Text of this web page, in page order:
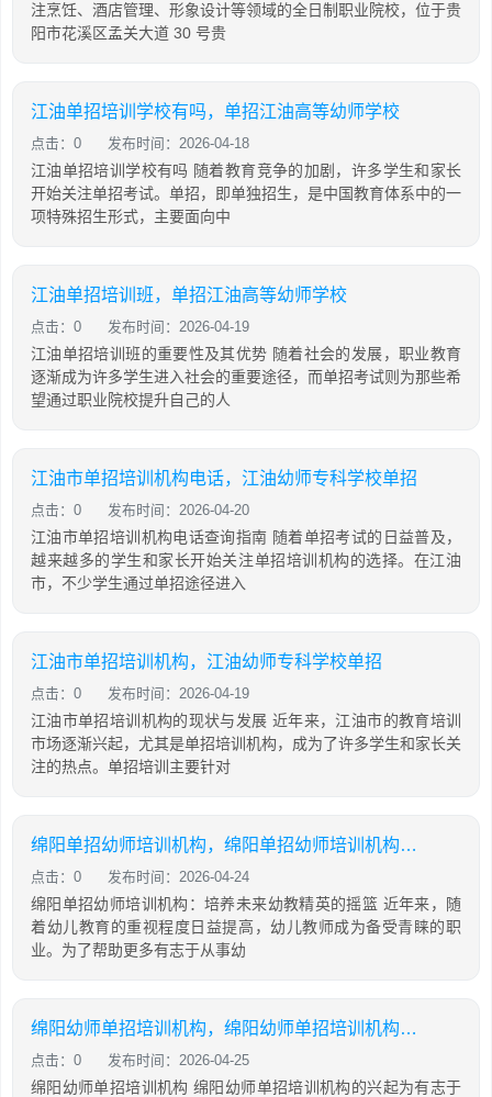
注烹饪、酒店管理、形象设计等领域的全日制职业院校，位于贵
阳市花溪区孟关大道 30 号贵
江油单招培训学校有吗，单招江油高等幼师学校
点击：0 发布时间：2026-04-18
江油单招培训学校有吗 随着教育竞争的加剧，许多学生和家长
开始关注单招考试。单招，即单独招生，是中国教育体系中的一
项特殊招生形式，主要面向中
江油单招培训班，单招江油高等幼师学校
点击：0 发布时间：2026-04-19
江油单招培训班的重要性及其优势 随着社会的发展，职业教育
逐渐成为许多学生进入社会的重要途径，而单招考试则为那些希
望通过职业院校提升自己的人
江油市单招培训机构电话，江油幼师专科学校单招
点击：0 发布时间：2026-04-20
江油市单招培训机构电话查询指南 随着单招考试的日益普及，
越来越多的学生和家长开始关注单招培训机构的选择。在江油
市，不少学生通过单招途径进入
江油市单招培训机构，江油幼师专科学校单招
点击：0 发布时间：2026-04-19
江油市单招培训机构的现状与发展 近年来，江油市的教育培训
市场逐渐兴起，尤其是单招培训机构，成为了许多学生和家长关
注的热点。单招培训主要针对
绵阳单招幼师培训机构，绵阳单招幼师培训机构推荐
点击：0 发布时间：2026-04-24
绵阳单招幼师培训机构：培养未来幼教精英的摇篮 近年来，随
着幼儿教育的重视程度日益提高，幼儿教师成为备受青睐的职
业。为了帮助更多有志于从事幼
绵阳幼师单招培训机构，绵阳幼师单招培训机构推荐
点击：0 发布时间：2026-04-25
绵阳幼师单招培训机构 绵阳幼师单招培训机构的兴起为有志于